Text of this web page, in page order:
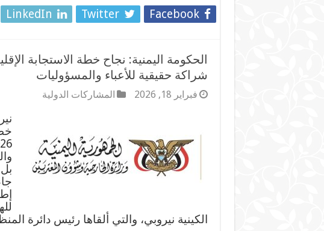
Facebook
Twitter
LinkedIn
شراكة حقيقية للأعباء والمسؤوليات
فبراير 18, 2026 المشاركات الدولية
الكينية نيروبي، والتي ألقاها رئيس دائرة